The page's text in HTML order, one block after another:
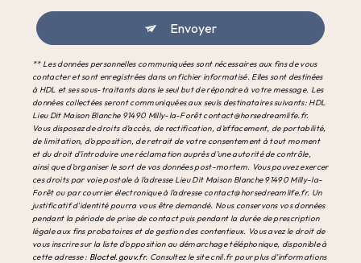
Envoyer
** Les données personnelles communiquées sont nécessaires aux fins de vous
contacter et sont enregistrées dans un fichier informatisé. Elles sont destinées
à HDL et ses sous-traitants dans le seul but de répondre à votre message. Les
données collectées seront communiquées aux seuls destinataires suivants: HDL
Lieu Dit Maison Blanche 91490 Milly-la-Forêt contact@horsedreamlife.fr.
Vous disposez de droits d’accès, de rectification, d’effacement, de portabilité,
de limitation, d’opposition, de retrait de votre consentement à tout moment
et du droit d’introduire une réclamation auprès d’une autorité de contrôle,
ainsi que d’organiser le sort de vos données post-mortem. Vous pouvez exercer
ces droits par voie postale à l'adresse Lieu Dit Maison Blanche 91490 Milly-la-
Forêt ou par courrier électronique à l'adresse contact@horsedreamlife.fr. Un
justificatif d'identité pourra vous être demandé. Nous conservons vos données
pendant la période de prise de contact puis pendant la durée de prescription
légale aux fins probatoires et de gestion des contentieux. Vous avez le droit de
vous inscrire sur la liste d'opposition au démarchage téléphonique, disponible à
cette adresse : Bloctel.gouv.fr. Consultez le site cnil.fr pour plus d’informations